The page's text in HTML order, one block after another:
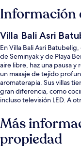
Información
Villa Bali Asri
En Villa Bali Asri
de Seminyak y de Playa
aire libre, haz una pausa
un masaje de tejido
aromaterapia. Sus villas
gran diferencia, como
incluso televisión LED. A
Más
propiedad